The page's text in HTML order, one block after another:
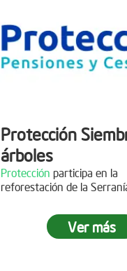
Protección
árboles
Protección participa en la
reforestación de la
Ver más